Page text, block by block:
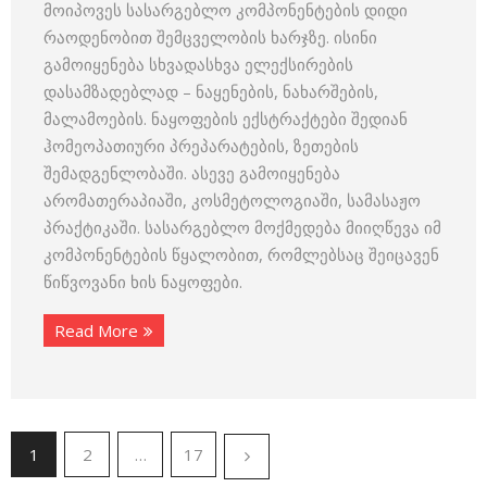
მოიპოვეს სასარგებლო კომპონენტების დიდი
რაოდენობით შემცველობის ხარჯზე. ისინი
გამოიყენება სხვადასხვა ელექსირების
დასამზადებლად – ნაყენების, ნახარშების,
მალამოების. ნაყოფების ექსტრაქტები შედიან
ჰომეოპათიური პრეპარატების, ზეთების
შემადგენლობაში. ასევე გამოიყენება
არომათერაპიაში, კოსმეტოლოგიაში, სამასაჟო
პრაქტიკაში. სასარგებლო მოქმედება მიიღწევა იმ
კომპონენტების წყალობით, რომლებსაც შეიცავენ
წიწვოვანი ხის ნაყოფები.
Read More
1 2 … 17